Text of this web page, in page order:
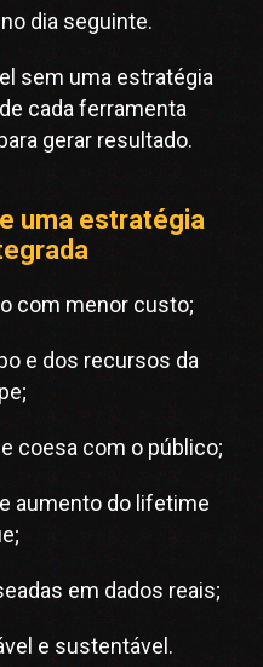
dia seguinte.
sem uma estratégia
cada ferramenta
gerar resultado.
uma estratégia
com menor custo;
e dos recursos da
coesa com o público;
aumento do lifetime
em dados reais;
e sustentável.